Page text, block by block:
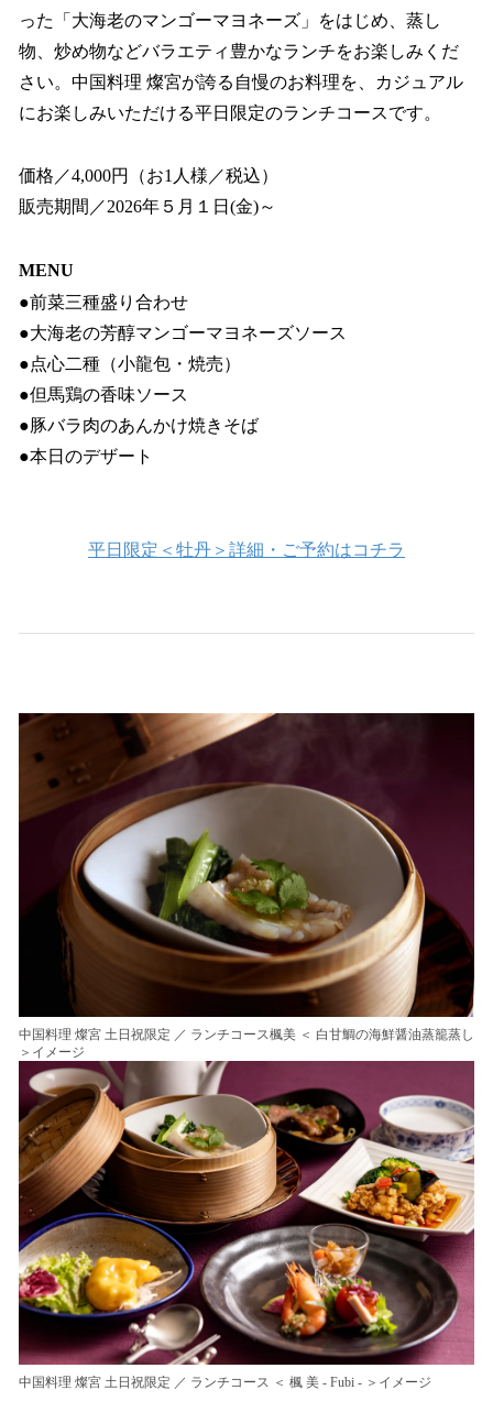
った「大海老のマンゴーマヨネーズ」をはじめ、蒸し
物、炒め物などバラエティ豊かなランチをお楽しみくだ
さい。中国料理 燦宮が誇る自慢のお料理を、カジュアル
にお楽しみいただける平日限定のランチコースです。
価格／4,000円（お1人様／税込）
販売期間／2026年５月１日(金)～
MENU
●前菜三種盛り合わせ
●大海老の芳醇マンゴーマヨネーズソース
●点心二種（小龍包・焼売）
●但馬鶏の香味ソース
●豚バラ肉のあんかけ焼きそば
●本日のデザート
平日限定＜牡丹＞詳細・ご予約はコチラ
中国料理 燦宮 土日祝限定 ／ ランチコース楓美 ＜ 白甘鯛の海鮮醤油蒸籠蒸し
＞イメージ
中国料理 燦宮 土日祝限定 ／ ランチコース ＜ 楓 美 - Fubi - ＞イメージ